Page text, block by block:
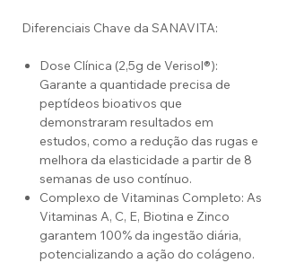
Diferenciais Chave da SANAVITA:
Dose Clínica (2,5g de Verisol®):
Garante a quantidade precisa de
peptídeos bioativos que
demonstraram resultados em
estudos, como a redução das rugas e
melhora da elasticidade a partir de 8
semanas de uso contínuo.
Complexo de Vitaminas Completo: As
Vitaminas A, C, E, Biotina e Zinco
garantem 100% da ingestão diária,
potencializando a ação do colágeno.